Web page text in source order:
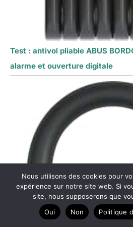
Test : antivol pliable ABUS
alarme et ouverture digitale
Nous utilisons des cookies pour
expérience sur notre site web. Si
site, nous supposerons que
Oui
Non Politique